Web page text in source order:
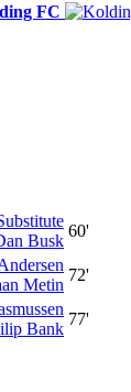
FC
Busk
60'
Metin
72'
Bank
77'